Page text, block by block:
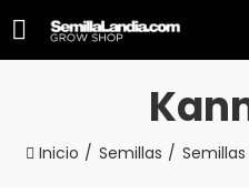
Inicio Semillas